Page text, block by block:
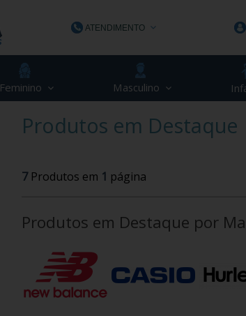
ATENDIMENTO
(48) 3623-1991
contato@kapiva.com.br
Feminino Masculino
Produtos em Destaque
7 Produtos em 1 página
Produtos em Destaque por